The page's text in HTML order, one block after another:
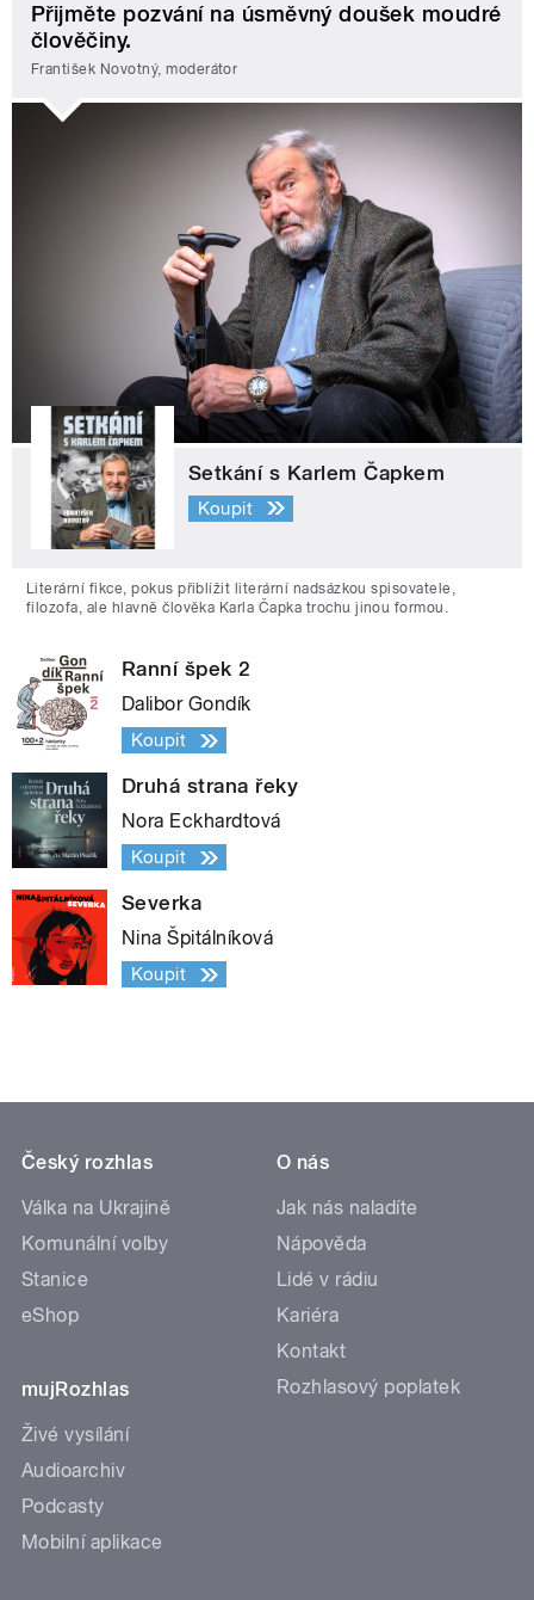
Přijměte pozvání na úsměvný doušek moudré
člověčiny.
František Novotný, moderátor
Setkání s Karlem Čapkem
Koupit
Literární fikce, pokus přiblížit literární nadsázkou spisovatele,
filozofa, ale hlavně člověka Karla Čapka trochu jinou formou.
Ranní špek 2
Dalibor Gondík
Koupit
Druhá strana řeky
Nora Eckhardtová
Koupit
Severka
Nina Špitálníková
Koupit
Český rozhlas
Válka na Ukrajině
Komunální volby
Stanice
eShop
mujRozhlas
Živé vysílání
Audioarchiv
Podcasty
Mobilní aplikace
O nás
Jak nás naladíte
Nápověda
Lidé v rádiu
Kariéra
Kontakt
Rozhlasový poplatek